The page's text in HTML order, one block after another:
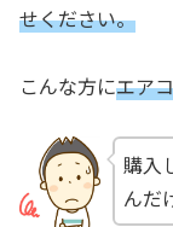
せください。
こんな方にエア
購入
んだ